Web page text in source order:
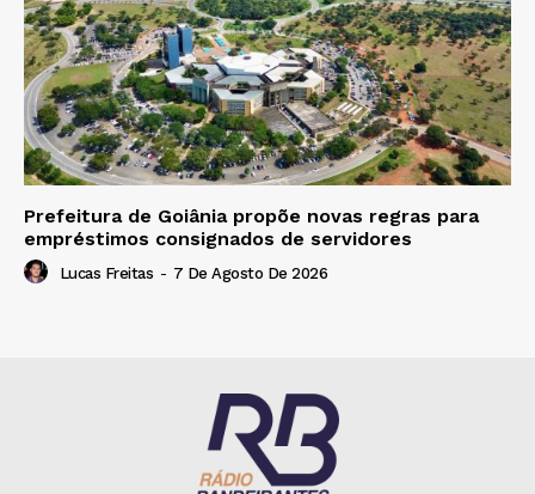
Prefeitura de Goiânia propõe novas regras para
empréstimos consignados de servidores
Lucas Freitas - 7 De Agosto De 2026